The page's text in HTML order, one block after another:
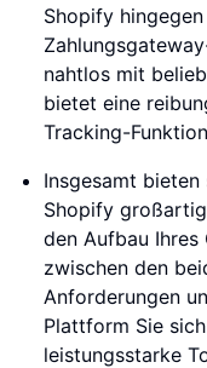
Shopify
nahtlos mit
bietet eine
Tracking-
Insgesamt
Shopify
den Aufbau Ihres
zwischen den
Anforderungen
Plattform Sie
leistungsstarke